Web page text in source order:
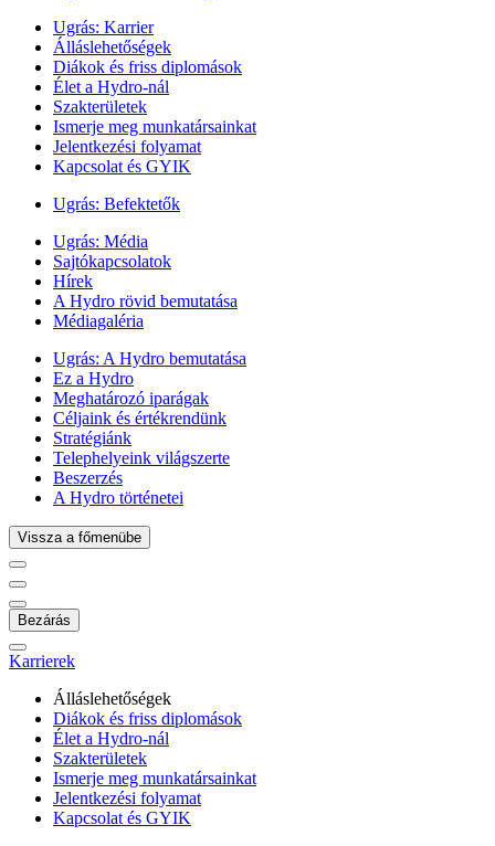
Ugrás: Karrier
Álláslehetőségek
Diákok és friss diplomások
Élet a Hydro-nál
Szakterületek
Ismerje meg munkatársainkat
Jelentkezési folyamat
Kapcsolat és GYIK
Ugrás: Befektetők
Ugrás: Média
Sajtókapcsolatok
Hírek
A Hydro rövid bemutatása
Médiagaléria
Ugrás: A Hydro bemutatása
Ez a Hydro
Meghatározó iparágak
Céljaink és értékrendünk
Stratégiánk
Telephelyeink világszerte
Beszerzés
A Hydro történetei
Vissza a főmenübe
Bezárás
Karrierek
Álláslehetőségek
Diákok és friss diplomások
Élet a Hydro-nál
Szakterületek
Ismerje meg munkatársainkat
Jelentkezési folyamat
Kapcsolat és GYIK